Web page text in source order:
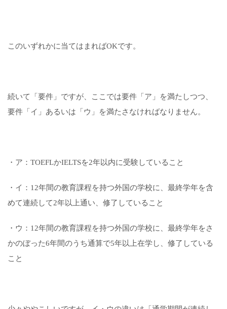
このいずれかに当てはまればOKです。
続いて「要件」ですが、ここでは要件「ア」を満たしつつ、
要件「イ」あるいは「ウ」を満たさなければなりません。
・ア：TOEFLかIELTSを2年以内に受験していること
・イ：12年間の教育課程を持つ外国の学校に、最終学年を含
めて連続して2年以上通い、修了していること
・ウ：12年間の教育課程を持つ外国の学校に、最終学年をさ
かのぼった6年間のうち通算で5年以上在学し、修了している
こと